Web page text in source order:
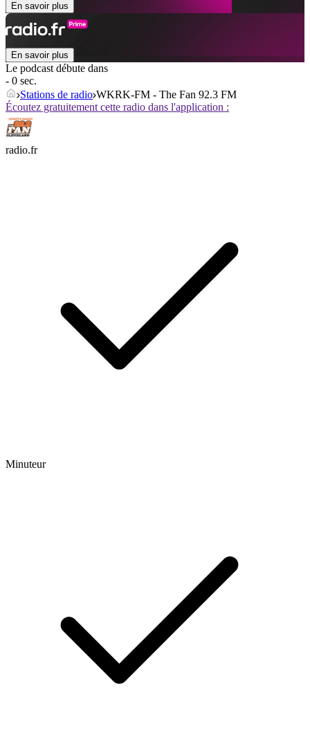
En savoir plus
En savoir plus
Le podcast débute dans
- 0 sec.
Stations de radio WKRK-FM - The Fan 92.3 FM
Écoutez gratuitement cette radio dans l'application :
radio.fr
Minuteur